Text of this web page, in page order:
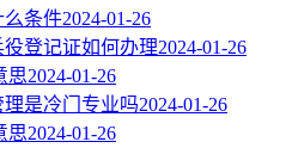
么条件2024-01-26
登记证如何办理2024-01-26
思2024-01-26
是冷门专业吗2024-01-26
思2024-01-26